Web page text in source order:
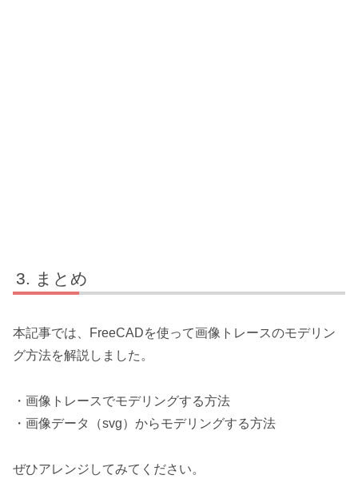
まとめ
本記事では、FreeCADを使って画像トレースのモデリン
グ方法を解説しました。
・画像トレースでモデリングする方法
・画像データ（svg）からモデリングする方法
ぜひアレンジしてみてください。